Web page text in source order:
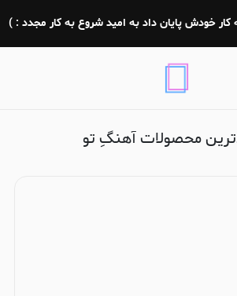
محصولات آهنگِ تو